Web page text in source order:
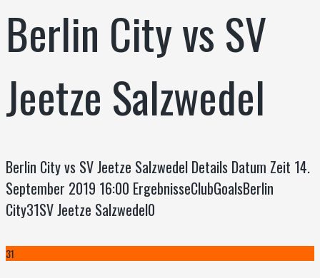
Berlin City vs SV
Jeetze Salzwedel
Berlin City vs SV Jeetze Salzwedel Details Datum Zeit 14.
September 2019 16:00 ErgebnisseClubGoalsBerlin
City31SV Jeetze Salzwedel0
31